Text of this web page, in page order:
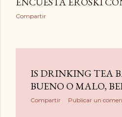
Compartir
IS DRINKING TEA
BUENO O MALO,
Compartir Publicar un